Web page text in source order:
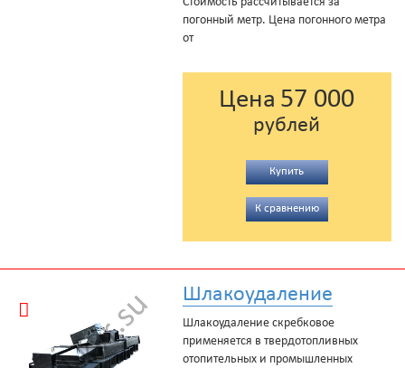
погонный метр. Цена погонного метра
от
Цена 57 000
рублей
Купить
К сравнению
Шлакоудаление
Шлакоудаление скребковое
применяется в твердотопливных
отопительных и промышленных